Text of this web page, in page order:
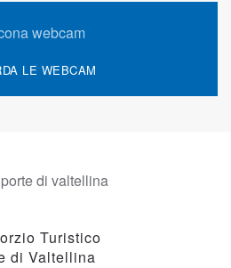
LE WEBCAM
Turistico
di Valtellina